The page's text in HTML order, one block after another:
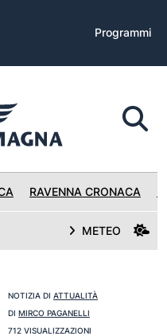
Programmi
RAVENNA CRONACA
METEO
NOTIZIA DI ATTUALITÀ
DI MIRCO PAGANELLI
712 VISUALIZZAZIONI